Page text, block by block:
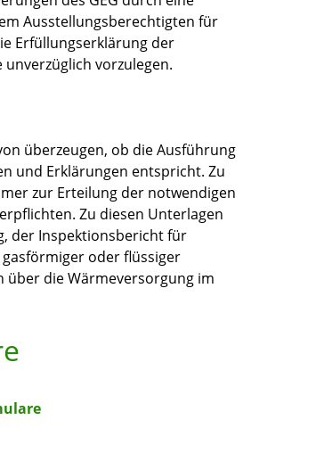
Ausstellungsberechtigten für
Erfüllungserklärung der
vorzulegen.
überzeugen, ob die Ausführung
und Erklärungen entspricht. Zu
zur Erteilung der notwendigen
Zu diesen Unterlagen
der Inspektionsbericht für
oder flüssiger
über die Wärmeversorgung im